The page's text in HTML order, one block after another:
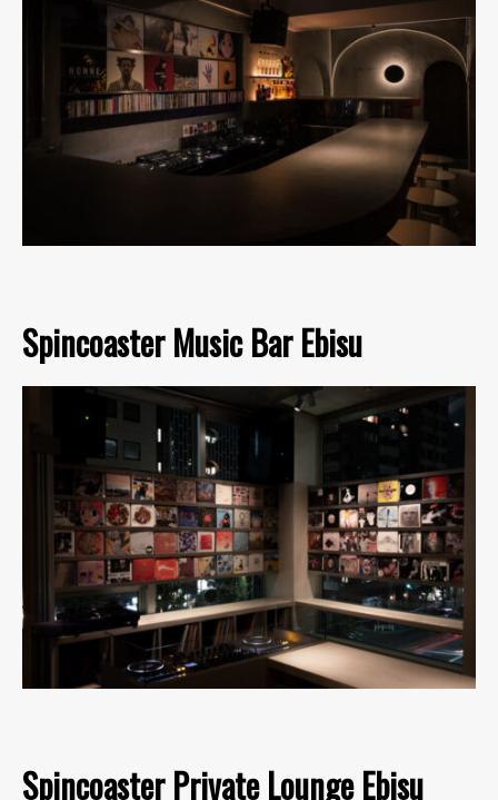
Spincoaster Music Bar Ebisu
Spincoaster Private Lounge Ebisu